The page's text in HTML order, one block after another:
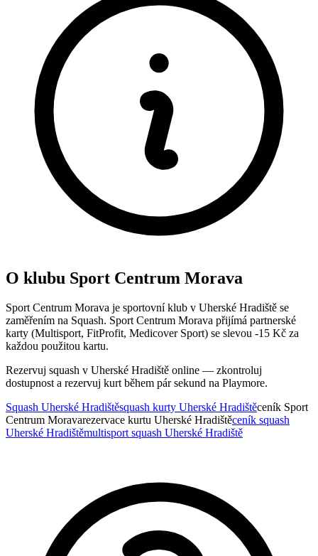
O klubu Sport Centrum Morava
Sport Centrum Morava je sportovní klub v Uherské Hradiště se
zaměřením na Squash. Sport Centrum Morava přijímá partnerské
karty (Multisport, FitProfit, Medicover Sport) se slevou -15 Kč za
každou použitou kartu.
Rezervuj squash v Uherské Hradiště online — zkontroluj
dostupnost a rezervuj kurt během pár sekund na Playmore.
Squash Uherské Hradištěsquash kurty Uherské Hradištěceník Sport
Centrum Moravarezervace kurtu Uherské Hradištěceník squash
Uherské Hradištěmultisport squash Uherské Hradiště